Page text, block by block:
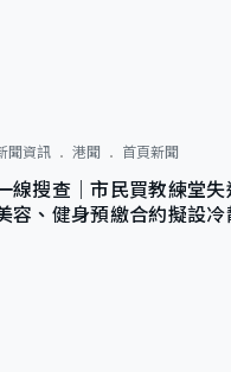
聞資訊 港聞 首頁新聞
線搜查｜市民買教練堂
容、健身預繳合約擬設